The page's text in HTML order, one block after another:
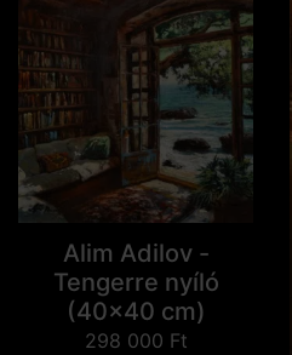
Alim Adilov -
Tengerre nyíló
(40x40 cm)
298 000 Ft